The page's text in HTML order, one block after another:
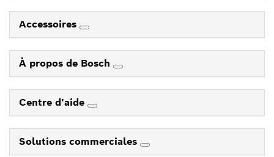
Accessoires
À propos de Bosch
Centre d'aide
Solutions commerciales